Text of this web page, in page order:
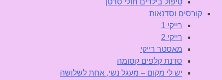
טיפול בילדים חולי סרטן
קורסים וסדנאות
רייקי 1
רייקי 2
מאסטר רייקי
סדנת קלפים קסומה
יש לי מקום – מעגל נשי, אחת לשלושה